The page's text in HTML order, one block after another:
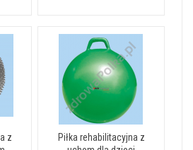
z
Piłka rehabilitacyjna z